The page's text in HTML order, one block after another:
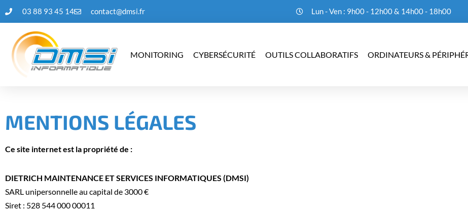
au
contenu
03 88 93 45 14 contact@dmsi.fr Lun - Ven : 9h00 - 12h00 & 14h00 - 18h00
MONITORING CYBERSÉCURITÉ OUTILS COLLABORATIFS ORDINATEURS &
MENTIONS LÉGALES
Ce site internet est la propriété de :
DIETRICH MAINTENANCE ET SERVICES INFORMATIQUES (DMSI)
SARL unipersonnelle au capital de 3000 €
Siret : 528 544 000 00011